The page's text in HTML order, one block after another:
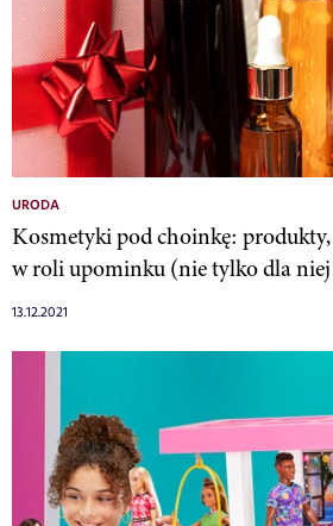
URODA
Kosmetyki pod choinkę:
w roli upominku (nie tylko dla
13.12.2021